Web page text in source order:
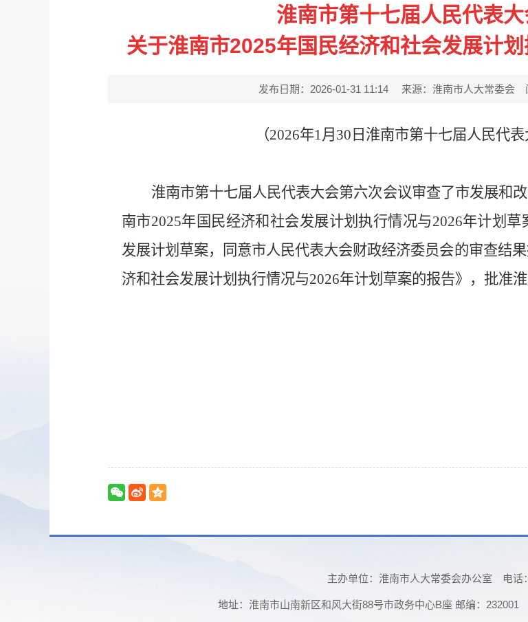
淮南市第十七届人民代表
关于淮南市2025年国民经济和社会发展计
发布日期：2026-01-31 11:14 来源：淮南市人大常委会
（2026年1月30日淮南市第十七届人民代
淮南市第十七届人民代表大会第六次会议审查了市发展和
南市2025年国民经济和社会发展计划执行情况与2026年计划
发展计划草案，同意市人民代表大会财政经济委员会的审查结
济和社会发展计划执行情况与2026年计划草案的报告》，批准
主办单位：淮南市人大常委会办公室 电话
地址：淮南市山南新区和风大街88号市政务中心B座 邮编：232001